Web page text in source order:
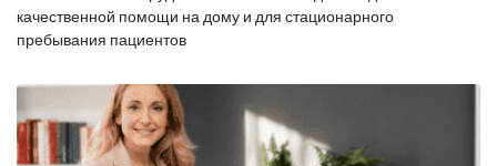
качественной помощи на дому и для стационарного
пребывания пациентов